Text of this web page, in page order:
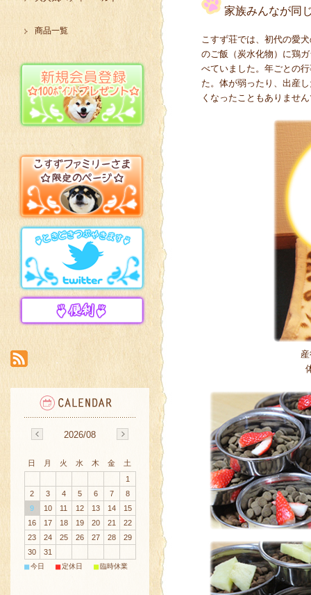
家族みんなが同
こすず荘では、初代の愛
のご飯（炭水化物）に鶏
べていました。年ごとの
た。体が弱ったり、出産
くなったこともありませ
商品一覧
2026/08
日 月 火 水 木 金
土
1
2
3 4 5 6 7
8
9
10 11 12 13 14
15
16
17 18 19 20 21
22
23
24 25 26 27 28
29
30
31
■今日 ■定休日 ■臨時休業